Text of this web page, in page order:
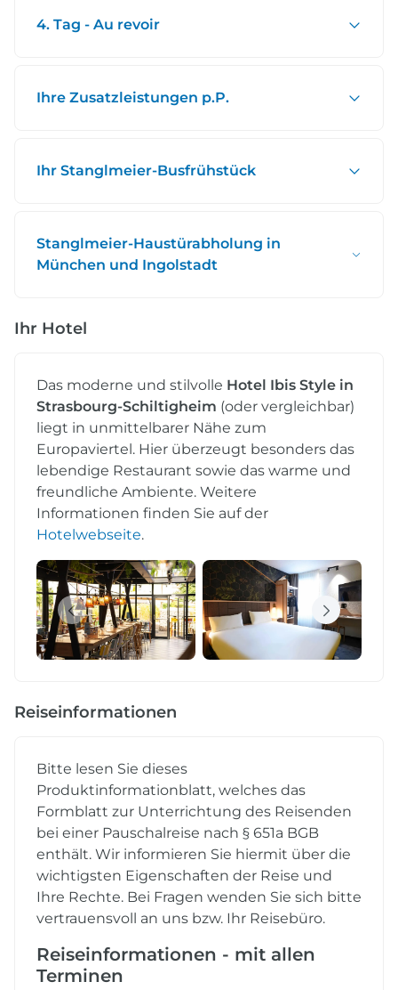
4. Tag - Au revoir
Ihre Zusatzleistungen p.P.
Ihr Stanglmeier-Busfrühstück
Stanglmeier-Haustürabholung in
München und Ingolstadt
Ihr Hotel
Das moderne und stilvolle Hotel Ibis Style in
Strasbourg-Schiltigheim (oder vergleichbar)
liegt in unmittelbarer Nähe zum
Europaviertel. Hier überzeugt besonders das
lebendige Restaurant sowie das warme und
freundliche Ambiente. Weitere
Informationen finden Sie auf der
Hotelwebseite.
Reiseinformationen
Bitte lesen Sie dieses
Produktinformationblatt, welches das
Formblatt zur Unterrichtung des Reisenden
bei einer Pauschalreise nach § 651a BGB
enthält. Wir informieren Sie hiermit über die
wichtigsten Eigenschaften der Reise und
Ihre Rechte. Bei Fragen wenden Sie sich bitte
vertrauensvoll an uns bzw. Ihr Reisebüro.
Reiseinformationen - mit allen
Terminen